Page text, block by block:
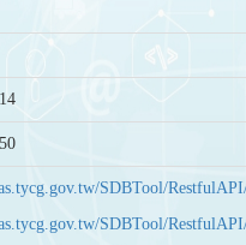
SDBTool/
SDBTool/